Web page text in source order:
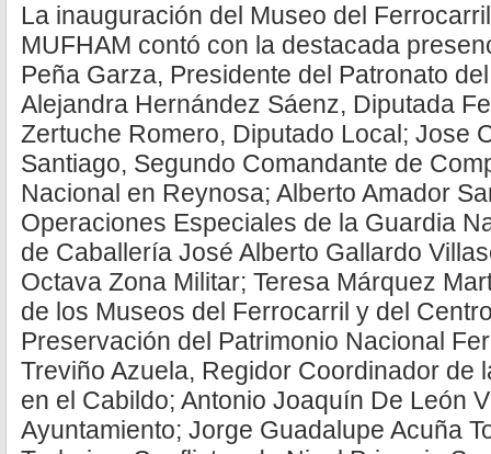
La inauguración del Museo del
MUFHAM contó con la destacada
Peña Garza, Presidente del Patronato
Alejandra Hernández Sáenz, Diputada
Zertuche Romero, Diputado Local; Jose
Santiago, Segundo Comandante de
Nacional en Reynosa; Alberto Amador
Operaciones Especiales de la Guardia
de Caballería José Alberto Gallardo
Octava Zona Militar; Teresa Márquez
de los Museos del Ferrocarril y del
Preservación del Patrimonio Nacional
Treviño Azuela, Regidor Coordinador de
en el Cabildo; Antonio Joaquín De León
Ayuntamiento; Jorge Guadalupe Acuña